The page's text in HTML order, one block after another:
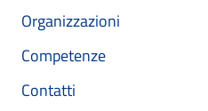
Organizzazioni
Competenze
Contatti